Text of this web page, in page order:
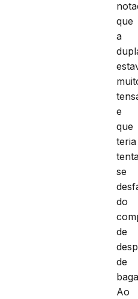
que
a
e
que
teria
se
do
de
de
Ao